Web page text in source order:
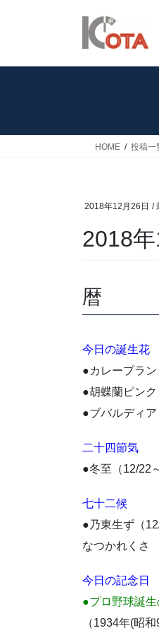
HOME 投稿一
2018年12月26日 /
2018
暦
今日の誕生花
●カレープラン
●胡蝶蘭ピンク
●ブバルディア
二十四節気
●冬至（12/22
七十二候
●乃東生ず（
なつかれくさ
今日の記念日
●プロ野球誕生
（1934年(昭